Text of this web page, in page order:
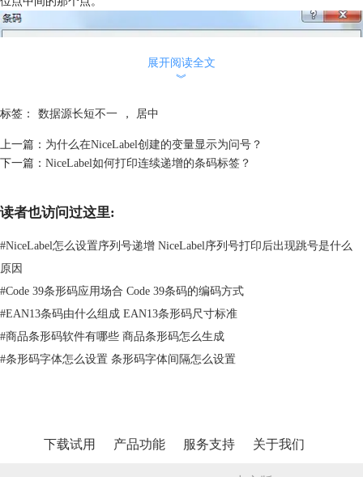
4、打印预览：
展开阅读全文
︾
标签： 数据源长短不一 ， 居中
上一篇： 为什么在NiceLabel创建的变量显示为问号？
下一篇： NiceLabel如何打印连续递增的条码标签？
读者也访问过这里:
#NiceLabel怎么设置序列号递增 NiceLabel序列号打印后出现跳号是什么
原因
#Code 39条形码应用场合 Code 39条码的编码方式
#EAN13条码由什么组成 EAN13条形码尺寸标准
#商品条形码软件有哪些 商品条形码怎么生成
#条形码字体怎么设置 条形码字体间隔怎么设置
下载试用 产品功能 服务支持 关于我们